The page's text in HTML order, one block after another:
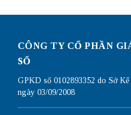
CÔNG TY CỔ PHẦN
SỐ
GPKD số 0102893352 do Sở
ngày 03/09/2008